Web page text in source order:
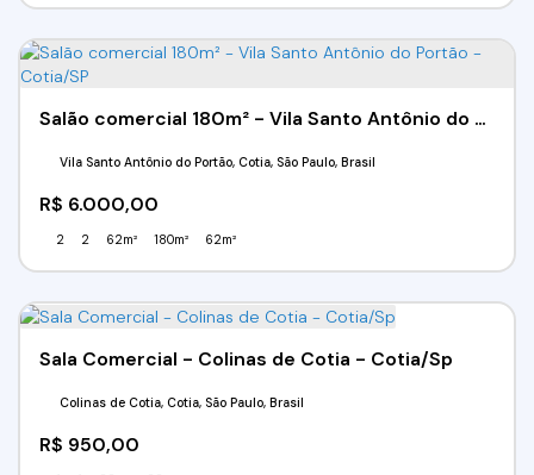
Salão comercial 180m² - Vila Santo Antônio do Portão - Cotia/SP
R$ 6.000,00
Vila Santo Antônio do Portão, Cotia, São Paulo, Brasil
2 2 62m² 180m² 62m²
Sala Comercial - Colinas de Cotia - Cotia/Sp
R$ 950,00
Colinas de Cotia, Cotia, São Paulo, Brasil